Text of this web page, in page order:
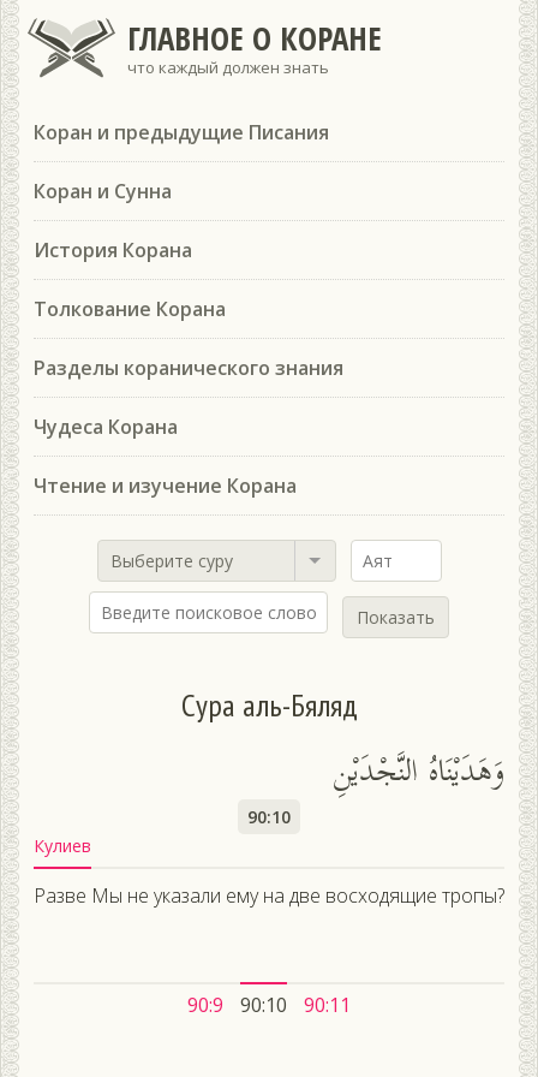
ГЛАВНОЕ О КОРАНЕ
что каждый должен знать
Коран и предыдущие Писания
Коран и Сунна
История Корана
Толкование Корана
Разделы коранического знания
Чудеса Корана
Чтение и изучение Корана
Выберите суру
Показать
Сура аль-Бяляд
وَهَدَيْنَاهُ النَّجْدَيْنِ
90:10
Кулиев
Разве Мы не указали ему на две восходящие тропы?
90:9 90:10 90:11